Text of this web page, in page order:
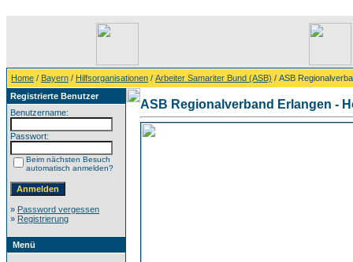
Home / Bayern / Hilfsorganisationen / Arbeiter Samariter Bund (ASB) / ASB
Registrierte Benutzer
Benutzername:
Passwort:
Beim nächsten Besuch
automatisch anmelden?
» Password vergessen
» Registrierung
Menü
ASB Regionalverband Erlangen -